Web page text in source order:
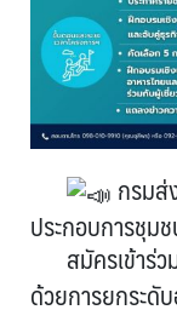
กรมส่
ประกอบการชุม
สมัครเข้าร่
ด้วยการยกระดั